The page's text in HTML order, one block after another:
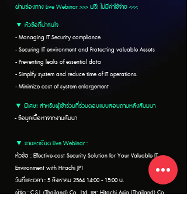
ผ่านช่องทาง Live Webinar >>> ฟรี! ไม่มีค่าใช้จ่าย <<<
▼ หัวข้อที่น่าสนใจ
- Managing IT Security compliance
- Securing IT environment and Protecting valuable Assets
- Preventing leaks of essential data
- Simplify system and reduce time of IT operations.
- Minimize cost of system enlargement
▼ พิเศษ! สำหรับผู้เข้าร่วมที่ร่วมตอบแบบสอบถามหลังสัมมนา
- ข้อมูลเนื้อหาจากงานสัมนา
▼ รายละเอียด Live Webinar :
ห้วข้อ : Effective-cost Security Solution for Your Valuable IT
Environment with Hitachi JP1
วันที่และเวลา : 5 สิงหาคม 2564 14:00 - 15:00 น.
ผู้จัด : C.S.I. (Thailand) Co., Ltd. และ Hitachi Asia (Thailand) Co.,